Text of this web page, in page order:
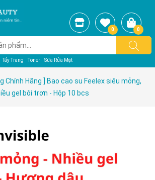
Tẩy Trang Toner Sữa Rửa Mặt
0 0
Chính Hãng ] Bao cao su Feelex siêu mỏng,
gel bôi trơn - Hộp 10 bcs